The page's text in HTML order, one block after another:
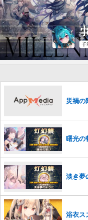
災禍の
曙光の
淡き夢
浴衣ス